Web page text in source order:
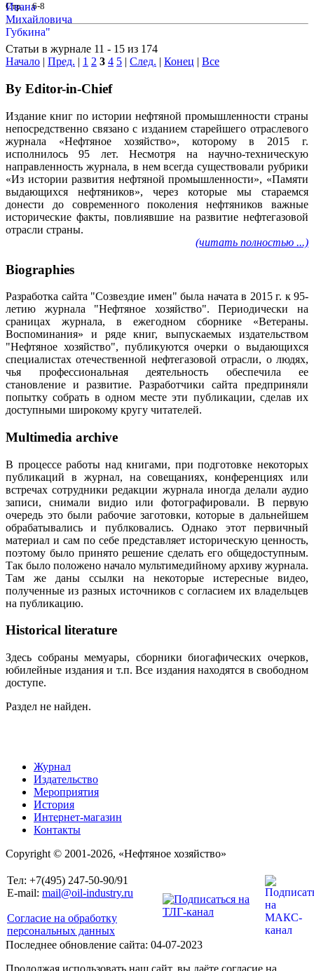
Стр. : 6-8
Статьи в журнале 11 - 15 из 174
Начало | Пред. | 1 2 3 4 5 | След. | Конец | Все
By Editor-in-Chief
Издание книг по истории нефтяной промышленности страны
непосредственно связано с изданием старейшего отраслевого
журнала «Нефтяное хозяйство», которому в 2015 г.
исполнилось 95 лет. Несмотря на научно-техническую
направленность журнала, в нем всегда существовали рубрики
«Из истории развития нефтяной промышленности», «Памяти
выдающихся нефтяников», через которые мы стараемся
донести до современного поколения нефтяников важные
исторические факты, повлиявшие на развитие нефтегазовой
отрасли страны.
(читать полностью ...)
Biographies
Разработка сайта "Созвездие имен" была начата в 2015 г. к 95-
летию журнала "Нефтяное хозяйство". Периодически на
сраницах журнала, в ежегодном сборнике «Ветераны.
Воспоминания» и ряде книг, выпускаемых издательством
"Нефтяное хозяйство", публикуются очерки о выдающихся
специалистах отечественной нефтегазовой отрасли, о людях,
чья профессиональная деятельность обеспечила ее
становление и развитие. Разработчики сайта предприняли
попытку собрать в одном месте эти публикации, сделав их
доступными широкому кругу читателей.
Multimedia archive
В процессе работы над книгами, при подготовке некоторых
публикаций в журнал, на совещаниях, конференциях или
встречах сотрудники редакции журнала иногда делали аудио
записи, снимали видио или фотографировали. В первую
очередь это были рабочие заготовки, которые в дальнейшем
обрабатывались и публковались. Однако этот первичный
материал и сам по себе представляет историческую ценность,
поэтому было принято решение сделать его общедоступным.
Так было положено начало мультимедийному архиву журнала.
Там же даны ссылки на некоторые истересные видео,
полученные из разных источников с согласием их владельцев
на публикацию.
Historical literature
Здесь собраны мемуары, сборники биогафических очерков,
юбилейные издания и т.п. Все издания находятся в свободном
доступе.
Раздел не найден.
Журнал
Издательство
Мероприятия
История
Интернет-магазин
Контакты
Copyright © 2001-2026, «Нефтяное хозяйство»
Тел: +7(495) 247-50-90/91
E-mail: mail@oil-industry.ru
Согласие на обработку
персональных данных
Последнее обновление сайта: 04-07-2023